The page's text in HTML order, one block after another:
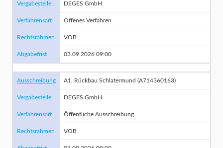
Vergabestelle DEGES GmbH
Verfahrensart Offenes Verfahren
Rechtsrahmen VOB
Abgabefrist 03.09.2026 09:00
Ausschreibung A1, Rückbau Schlatermund (A714360163)
Vergabestelle DEGES GmbH
Verfahrensart Öffentliche Ausschreibung
Rechtsrahmen VOB